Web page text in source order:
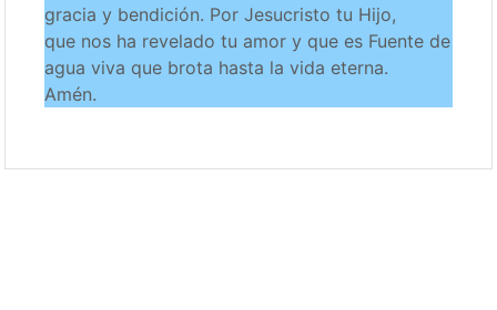
gracia y bendición. Por Jesucristo tu Hijo,
que nos ha revelado tu amor y que es Fuente de
agua viva que brota hasta la vida eterna.
Amén.